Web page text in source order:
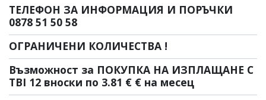
ТЕЛЕФОН ЗА ИНФОРМАЦИЯ И ПОРЪЧКИ
0878 51 50 58
ОГРАНИЧЕНИ КОЛИЧЕСТВА !
Възможност за ПОКУПКА НА ИЗПЛАЩАНЕ С
TBI 12 вноски по 3.81 € € на месец